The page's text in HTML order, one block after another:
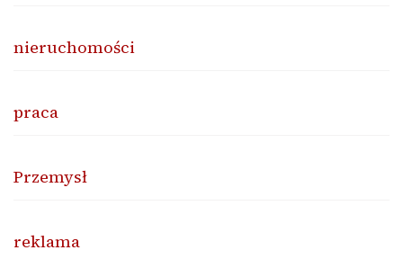
nieruchomości
praca
Przemysł
reklama